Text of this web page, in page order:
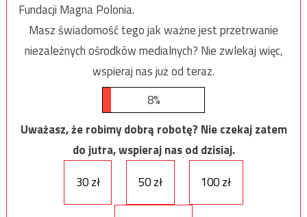
Fundacji Magna Polonia.
Masz świadomość tego jak ważne jest przetrwanie
niezależnych ośrodków medialnych? Nie zwlekaj więc,
wspieraj nas już od teraz.
8%
Uważasz, że robimy dobrą robotę? Nie czekaj zatem
do jutra, wspieraj nas od dzisiaj.
30 zł
50 zł 100 zł